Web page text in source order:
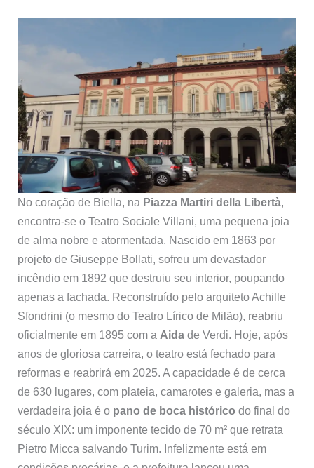
No coração de Biella, na Piazza Martiri della Libertà,
encontra-se o Teatro Sociale Villani, uma pequena joia
de alma nobre e atormentada. Nascido em 1863 por
projeto de Giuseppe Bollati, sofreu um devastador
incêndio em 1892 que destruiu seu interior, poupando
apenas a fachada. Reconstruído pelo arquiteto Achille
Sfondrini (o mesmo do Teatro Lírico de Milão), reabriu
oficialmente em 1895 com a Aidade Verdi. Hoje, após
anos de gloriosa carreira, o teatro está fechado para
reformas e reabrirá em 2025. A capacidade é de cerca
de 630 lugares, com plateia, camarotes e galeria, mas a
verdadeira joia é o pano de boca histórico do final do
século XIX: um imponente tecido de 70 m² que retrata
Pietro Micca salvando Turim. Infelizmente está em